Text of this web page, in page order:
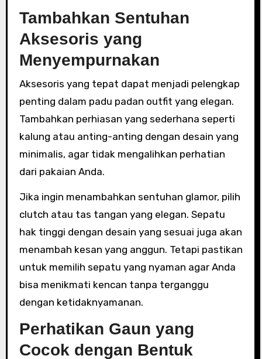
Tambahkan Sentuhan
Aksesoris yang
Menyempurnakan
Aksesoris yang tepat dapat menjadi pelengkap
penting dalam padu padan outfit yang elegan.
Tambahkan perhiasan yang sederhana seperti
kalung atau anting-anting dengan desain yang
minimalis, agar tidak mengalihkan perhatian
dari pakaian Anda.
Jika ingin menambahkan sentuhan glamor, pilih
clutch atau tas tangan yang elegan. Sepatu
hak tinggi dengan desain yang sesuai juga akan
menambah kesan yang anggun. Tetapi pastikan
untuk memilih sepatu yang nyaman agar Anda
bisa menikmati kencan tanpa terganggu
dengan ketidaknyamanan.
Perhatikan Gaun yang
Cocok dengan Bentuk